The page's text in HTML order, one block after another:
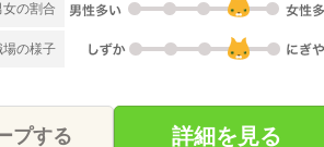
女の割合
場の様子
プする 詳細を見る